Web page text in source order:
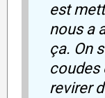
est
nous a
ça. On
coudes
revirer